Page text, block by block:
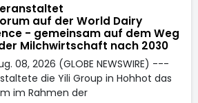
auf der World Dairy
- gemeinsam auf dem Weg
Milchwirtschaft nach 2030
08, 2026 (GLOBE NEWSWIRE) ---
die Yili Group in Hohhot das
im Rahmen der